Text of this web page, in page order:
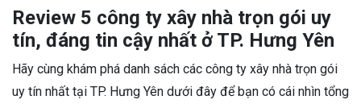
Review 5 công ty xây nhà trọn gói uy
tín, đáng tin cậy nhất ở TP. Hưng Yên
Hãy cùng khám phá danh sách các công ty xây nhà trọn gói
uy tín nhất tại TP. Hưng Yên dưới đây để bạn có cái nhìn tổng